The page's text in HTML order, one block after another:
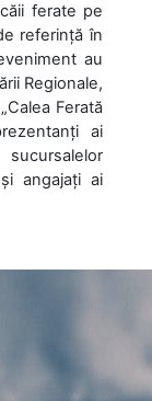
ferate pe
referință în
au
Regionale,
Ferată
ai
angajați ai